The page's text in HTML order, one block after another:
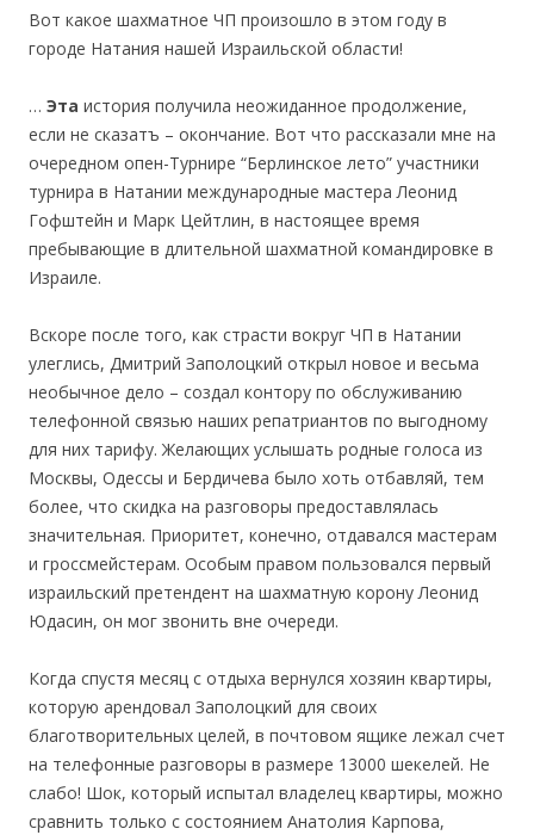
Вот какое шахматное ЧП произошло в этом году в
городе Натания нашей Израильской области!
… Эта история получила неожиданное продолжение,
если не сказатъ – окончание. Вот что рассказали мне на
очередном опен-Турнире “Берлинское лето” участники
турнира в Натании международные мастера Леонид
Гофштейн и Марк Цейтлин, в настоящее время
пребывающие в длительной шахматной командировке в
Израиле.
Вскоре после того, как страсти вокруг ЧП в Натании
улеглись, Дмитрий Заполоцкий открыл новое и весьма
необычное дело – создал контору по обслуживанию
телефонной связью наших репатриантов по выгодному
для них тарифу. Желающих услышать родные голоса из
Москвы, Одессы и Бердичева было хоть отбавляй, тем
более, что скидка на разговоры предоставлялась
значительная. Приоритет, конечно, отдавался мастерам
и гроссмейстерам. Особым правом пользовался первый
израильский претендент на шахматную корону Леонид
Юдасин, он мог звонить вне очереди.
Когда спустя месяц с отдыха вернулся хозяин квартиры,
которую арендовал Заполоцкий для своих
благотворительных целей, в почтовом ящике лежал счет
на телефонные разговоры в размере 13000 шекелей. Не
слабо! Шок, который испытал владелец квартиры, можно
сравнить только с состоянием Анатолия Карпова,